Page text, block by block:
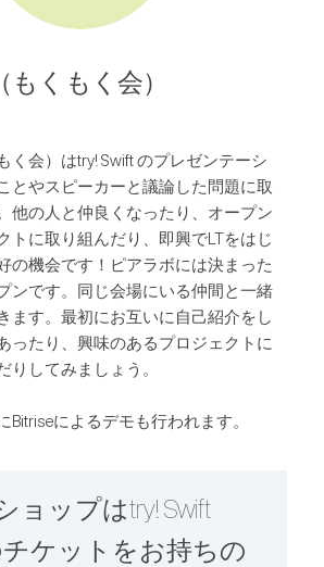
くもく会）
く会）はtry! Swift のプレゼンテーシ
とやスピーカーと議論した問題に取
他の人と仲良くなったり、オープン
トに取り組んだり、即興でLTをはじ
の機会です！ピアラボには決まった
ンです。同じ会場にいる仲間と一緒
ます。最初にお互いに自己紹介をし
ったり、興味のあるプロジェクトに
りしてみましょう。
Bitriseによるデモも行われます。
ョップはtry! Swift
チケットをお持ちの